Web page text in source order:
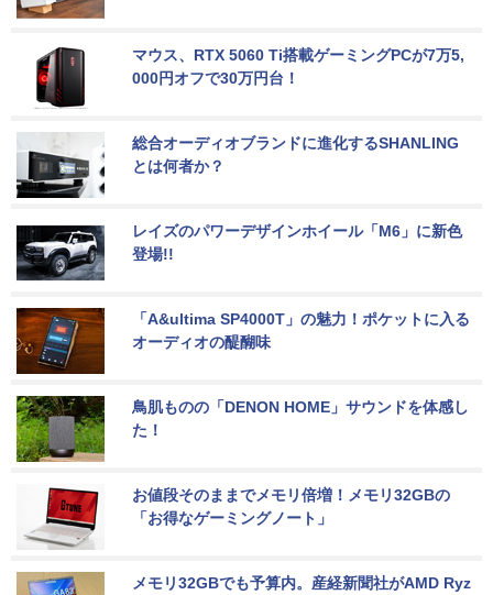
マウス、RTX 5060 Ti搭載ゲーミングPCが7万5,
000円オフで30万円台！
総合オーディオブランドに進化するSHANLING
とは何者か？
レイズのパワーデザインホイール「M6」に新色
登場!!
「A&ultima SP4000T」の魅力！ポケットに入る
オーディオの醍醐味
鳥肌ものの「DENON HOME」サウンドを体感し
た！
お値段そのままでメモリ倍増！メモリ32GBの
「お得なゲーミングノート」
メモリ32GBでも予算内。産経新聞社がAMD Ryz